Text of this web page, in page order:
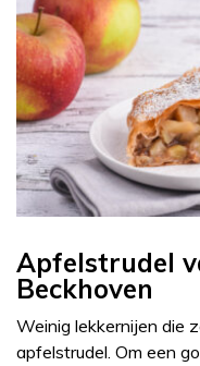
Apfelstrudel
Beckhoven
Weinig lekkernijen die
apfelstrudel. Om een